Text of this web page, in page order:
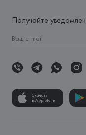
Получайте
Скачать
в App Store